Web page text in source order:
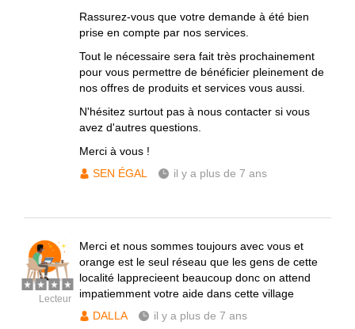
Rassurez-vous que votre demande à été bien
prise en compte par nos services.
Tout le nécessaire sera fait très prochainement
pour vous permettre de bénéficier pleinement de
nos offres de produits et services vous aussi.
N'hésitez surtout pas à nous contacter si vous
avez d'autres questions.
Merci à vous !
SEN ÉGAL
il y a plus de 7 ans
Lecteur
Merci et nous sommes toujours avec vous et
orange est le seul réseau que les gens de cette
localité lapprecieent beaucoup donc on attend
impatiemment votre aide dans cette village
DALLA
il y a plus de 7 ans